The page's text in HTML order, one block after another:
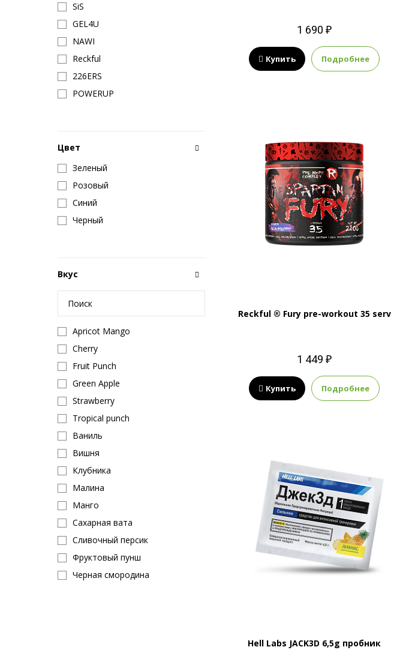
SiS
GEL4U
NAWI
Reckful
226ERS
POWERUP
Цвет
Зеленый
Розовый
Синий
Черный
Вкус
Apricot Mango
Cherry
Fruit Punch
Green Apple
Strawberry
Tropical punch
Ваниль
Вишня
Клубника
Малина
Манго
Сахарная вата
Сливочный персик
Фруктовый пунш
Черная смородина
1 690 ₽
Купить Подробнее
Reckful ® Fury pre-workout 35 serv
1 449 ₽
Купить Подробнее
Hell Labs JACK3D 6,5g пробник